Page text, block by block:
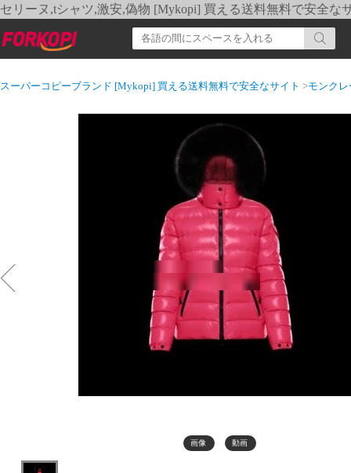
セリーヌ,tシャツ,激安,偽物 [Mykopi] 買える送料無料で安全な
スーパーコピーブランド [Mykopi] 買える送料無料で安全なサイト >モンク
画像 動画